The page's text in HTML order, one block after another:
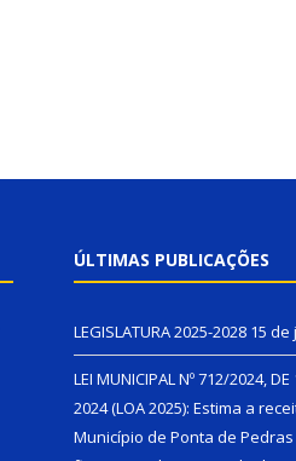
ÚLTIMAS PUBLICAÇÕES
LEGISLATURA 2025-2028 15 de
LEI MUNICIPAL Nº 712/2024,
2024 (LOA 2025): Estima a
Município de Ponta de